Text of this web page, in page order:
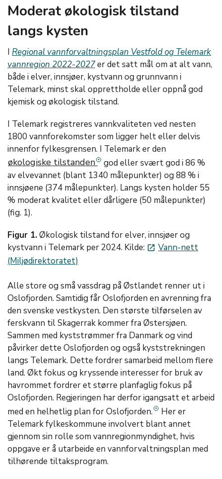
Moderat økologisk tilstand
langs kysten
I Regional vannforvaltningsplan Vestfold og Telemark
vannregion 2022-2027er det satt mål om at alt vann,
både i elver, innsjøer, kystvann og grunnvann i
Telemark, minst skal opprettholde eller oppnå god
kjemisk og økologisk tilstand.
I Telemark registreres vannkvaliteten ved nesten
1800 vannforekomster som ligger helt eller delvis
innenfor fylkesgrensen. I Telemark er den
økologiske tilstanden
god eller svært god i 86 %
av elvevannet (blant 1340 målepunkter) og 88 % i
innsjøene (374 målepunkter). Langs kysten holder 55
% moderat kvalitet eller dårligere (50 målepunkter)
(fig. 1).
Figur 1.Økologisk tilstand for elver, innsjøer og
kystvann i Telemark per 2024. Kilde: launch Vann-nett
(Miljødirektoratet)
Alle store og små vassdrag på Østlandet renner ut i
Oslofjorden. Samtidig får Oslofjorden en avrenning fra
den svenske vestkysten. Den største tilførselen av
ferskvann til Skagerrak kommer fra Østersjøen.
Sammen med kyststrømmer fra Danmark og vind
påvirker dette Oslofjorden og også kyststrekningen
langs Telemark. Dette fordrer samarbeid mellom flere
land. Økt fokus og kryssende interesser for bruk av
havrommet fordrer et større planfaglig fokus på
Oslofjorden. Regjeringen har derfor igangsatt et arbeid
med en helhetlig plan for Oslofjorden.
Her er
Telemark fylkeskommune involvert blant annet
gjennom sin rolle som vannregionmyndighet, hvis
oppgave er å utarbeide en vannforvaltningsplan med
tilhørende tiltaksprogram.